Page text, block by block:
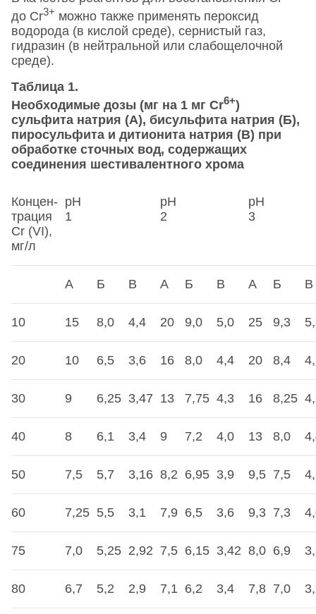
до Сr3+ можно также применять пероксид
водорода (в кислой среде), сернистый газ,
гидразин (в нейтральной или слабощелочной
среде).
Таблица 1.
Необходимые дозы (мг на 1 мг Сr6+)
сульфита натрия (А), бисульфита натрия (Б),
пиросульфита и дитионита натрия (В) при
обработке сточных вод, содержащих
соединения шестивалентного хрома
Концен­
трация
Сr (VI),
мг/л
pH
1
pH
2
pH
3
А Б В А Б В А Б В
10 15 8,0 4,4 20 9,0 5,0 25 9,3
20 10 6,5 3,6 16 8,0 4,4 20 8,4
30 9 6,25 3,47 13 7,75 4,3 16 8,25
40 8 6,1 3,4 9 7,2 4,0 13 8,0
50 7,5 5,7 3,16 8,2 6,95 3,9 9,5 7,5
60 7,25 5,5 3,1 7,9 6,5 3,6 9,3 7,3
75 7,0 5,25 2,92 7,5 6,15 3,42 8,0 6,9
80 6,7 5,2 2,9 7,1 6,2 3,4 7,8 7,0